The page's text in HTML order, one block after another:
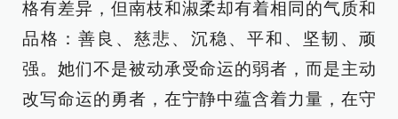
格有差异，但南枝和淑柔却有着相同的气质和
品格：善良、慈悲、沉稳、平和、坚韧、顽
强。她们不是被动承受命运的弱者，而是主动
改写命运的勇者，在宁静中蕴含着力量，在守